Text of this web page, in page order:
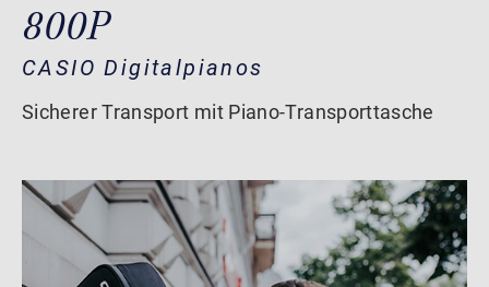
800P
CASIO Digitalpianos
Sicherer Transport mit Piano-Transporttasche